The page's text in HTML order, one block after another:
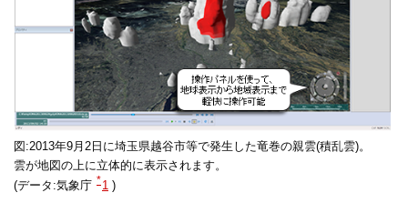
図:2013年9月2日に埼玉県越谷市等で発生した竜巻の親雲(積乱雲)。
雲が地図の上に立体的に表示されます。
(データ:気象庁 *1 )